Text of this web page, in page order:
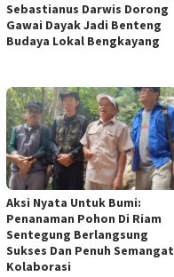
Sebastianus Darwis Dorong
Gawai Dayak Jadi Benteng
Budaya Lokal Bengkayang
Aksi Nyata Untuk Bumi:
Penanaman Pohon Di Riam
Sentegung Berlangsung
Sukses Dan Penuh Semangat
Kolaborasi